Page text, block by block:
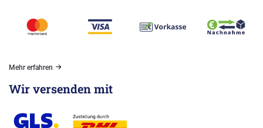
Mehr erfahren
Wir versenden mit